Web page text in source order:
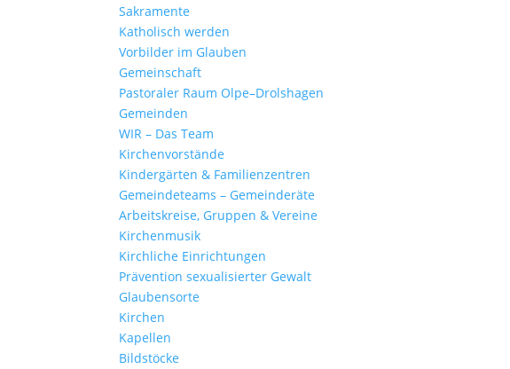
Sakra­mente
Katho­lisch werden
Vorbilder im Glauben
Gemein­schaft
Pasto­raler Raum Olpe–Drolshagen
Gemeinden
WIR – Das Team
Kirchen­vor­stände
Kinder­gärten & Familienzentren
Gemein­de­teams – Gemeinderäte
Arbeits­kreise, Gruppen & Vereine
Kirchen­musik
Kirch­liche Einrichtungen
Präven­tion sexua­li­sierter Gewalt
Glau­ben­s­orte
Kirchen
Kapellen
Bild­stöcke